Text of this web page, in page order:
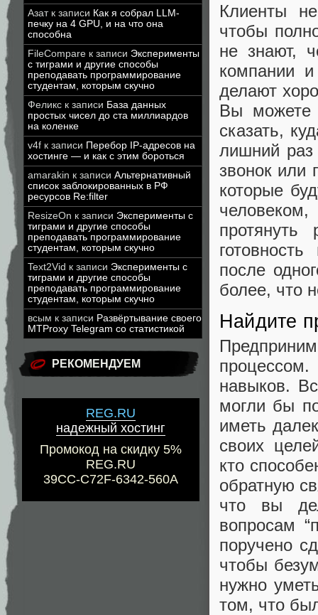
Азатк записи Как я собрал LLM-
печку на 4 GPU, и на что она
способна
FileCompare к записи Эксперименты
с тиграми и другие способы
преподавать программирование
студентам, которым скучно
Феликс к записи База данных
простых чисел до ста миллиардов
на коленке
v4f к записи Перебор IP-адресов на
хостинге — и как с этим бороться
amarakin к записи Альтернативный
список заблокированных в РФ
ресурсов Re:filter
ResizeOn к записи Эксперименты с
тиграми и другие способы
преподавать программирование
студентам, которым скучно
Text2Vid к записи Эксперименты с
тиграми и другие способы
преподавать программирование
студентам, которым скучно
всым к записи Развёртывание своего
MTProxy Telegram со статистикой
РЕКОМЕНДУЕМ
REG.RU
надежный хостинг
Промокод на скидку 5%
REG.RU
39CC-C72F-6342-560A
Клиенты
чтобы
не знают,
компании
делают
Вы можете
сказать,
лишний раз
звонок или
которые
после
более, что
Найдите
процессом.
навыков.
могли бы
иметь
своих
кто
обратную
что вы
вопросам
поручено
чтобы
нужно
том, что